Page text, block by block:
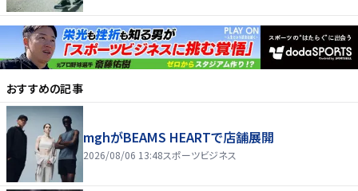
おすすめの記事
mghがBEAMS HEARTで店舗展開
2026/08/06 13:48スポーツビジネス